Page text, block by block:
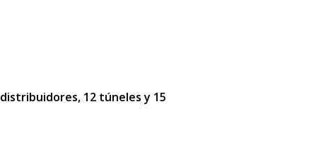
12 túneles y 15